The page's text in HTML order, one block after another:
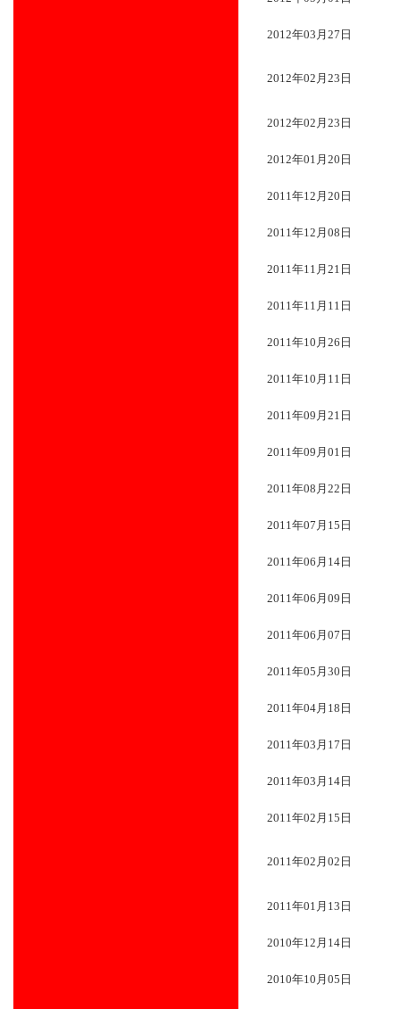
2012年03月27日
2012年02月23日
2012年02月23日
2012年01月20日
2011年12月20日
2011年12月08日
2011年11月21日
2011年11月11日
2011年10月26日
2011年10月11日
2011年09月21日
2011年09月01日
2011年08月22日
2011年07月15日
2011年06月14日
2011年06月09日
2011年06月07日
2011年05月30日
2011年04月18日
2011年03月17日
2011年03月14日
2011年02月15日
2011年02月02日
2011年01月13日
2010年12月14日
2010年10月05日